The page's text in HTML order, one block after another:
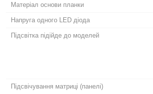
Матеріал основи планки
Напруга одного LED діода
Підсвітка підійде до моделей
Підсвічування матриці (панелі)